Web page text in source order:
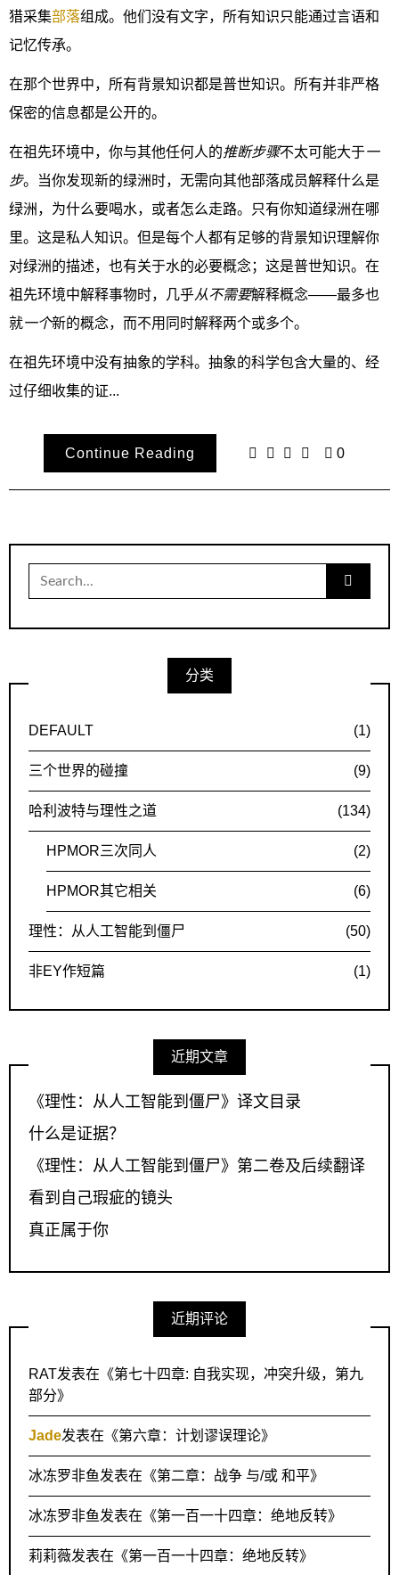
猎采集部落组成。他们没有文字，所有知识只能通过言语和
记忆传承。
在那个世界中，所有背景知识都是普世知识。所有并非严格
保密的信息都是公开的。
在祖先环境中，你与其他任何人的推断步骤不太可能大于一
步。当你发现新的绿洲时，无需向其他部落成员解释什么是
绿洲，为什么要喝水，或者怎么走路。只有你知道绿洲在哪
里。这是私人知识。但是每个人都有足够的背景知识理解你
对绿洲的描述，也有关于水的必要概念；这是普世知识。在
祖先环境中解释事物时，几乎从不需要解释概念——最多也
就一个新的概念，而不用同时解释两个或多个。
在祖先环境中没有抽象的学科。抽象的科学包含大量的、经
过仔细收集的证...
Continue Reading 0
Search
for:
分类
DEFAULT (1)
三个世界的碰撞 (9)
哈利波特与理性之道 (134)
HPMOR三次同人 (2)
HPMOR其它相关 (6)
理性：从人工智能到僵尸 (50)
非EY作短篇 (1)
近期文章
《理性：从人工智能到僵尸》译文目录
什么是证据？
《理性：从人工智能到僵尸》第二卷及后续翻译
看到自己瑕疵的镜头
真正属于你
近期评论
RAT发表在《第七十四章: 自我实现，冲突升级，第九
部分》
Jade发表在《第六章：计划谬误理论》
冰冻罗非鱼发表在《第二章：战争 与/或 和平》
冰冻罗非鱼发表在《第一百一十四章：绝地反转》
莉莉薇发表在《第一百一十四章：绝地反转》